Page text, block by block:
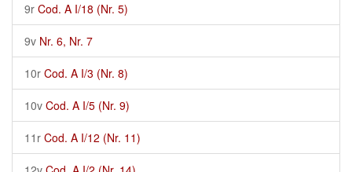
9r Cod. A I/18 (Nr. 5)
9v Nr. 6, Nr. 7
10r Cod. A I/3 (Nr. 8)
10v Cod. A I/5 (Nr. 9)
11r Cod. A I/12 (Nr. 11)